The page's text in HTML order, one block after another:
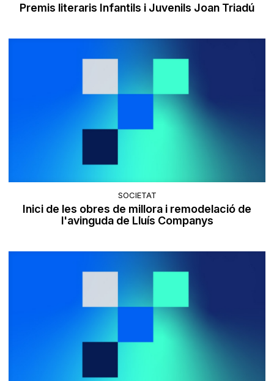
Premis literaris Infantils i Juvenils Joan Triadú
SOCIETAT
Inici de les obres de millora i remodelació de
l'avinguda de Lluís Companys